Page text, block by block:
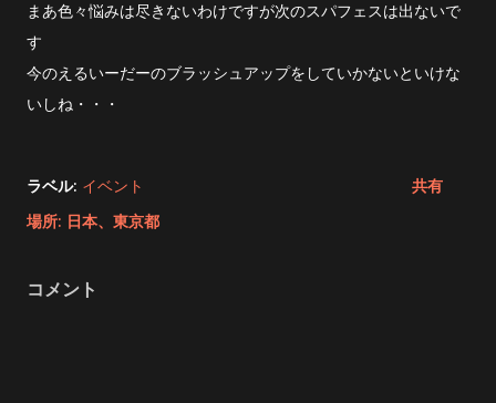
まあ色々悩みは尽きないわけですが次のスパフェスは出ないで
す
今のえるいーだーのブラッシュアップをしていかないといけな
いしね・・・
ラベル: イベント
場所: 日本、東京都
共有
コメント